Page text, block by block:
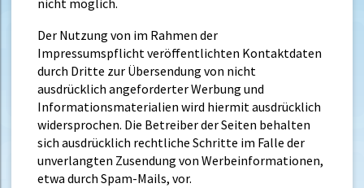
Der Nutzung von im Rahmen der
Impressumspflicht veröffentlichten Kontaktdaten
durch Dritte zur Übersendung von nicht
ausdrücklich angeforderter Werbung und
Informationsmaterialien wird hiermit ausdrücklich
widersprochen. Die Betreiber der Seiten behalten
sich ausdrücklich rechtliche Schritte im Falle der
unverlangten Zusendung von Werbeinformationen,
etwa durch Spam-Mails, vor.